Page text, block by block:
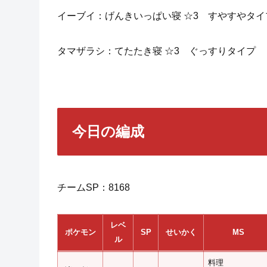
イーブイ：げんきいっぱい寝 ☆3 すやすやタイ
タマザラシ：てたたき寝 ☆3 ぐっすりタイプ
今日の編成
チームSP：8168
ポケモン
レベ
ル
SP せいかく MS
料理